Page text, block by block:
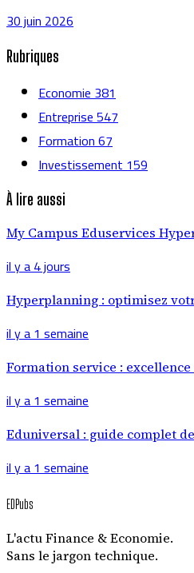
30 juin 2026
Rubriques
Economie381
Entreprise547
Formation67
Investissement159
À lire aussi
My Campus Eduservices
il y a 4 jours
Hyperplanning : optimisez
il y a 1 semaine
Formation service :
il y a 1 semaine
Eduniversal : guide complet
il y a 1 semaine
EDPubs
L'actu Finance & Economie.
Sans le jargon technique.